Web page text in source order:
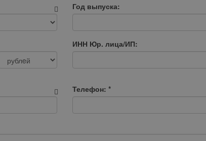
Год выпуска:
ИНН Юр. лица/ИП:
Телефон:*